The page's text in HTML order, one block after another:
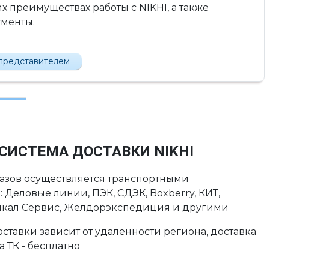
преимуществах работы с NIKHI, а также
ДОСТАВКИ NIKHI
осуществляется транспортными
Деловые линии, ПЭК, СДЭК, Boxberry, КИТ,
Сервис, Желдорэкспедиция и другими
зависит от удаленности региона, доставка
ТК - бесплатно